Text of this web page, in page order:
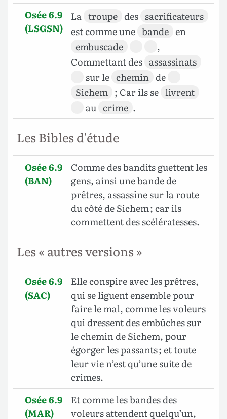
Osée 6.9
(LSGSN)
La troupe des sacrificateurs
est comme une bande en
embuscade
,
Commettant des assassinats
sur le chemin de
Sichem ; Car ils se livrent
au crime .
Les Bibles d'étude
Osée 6.9
(BAN)
Comme des bandits guettent les
gens, ainsi une bande de
prêtres, assassine sur la route
du côté de Sichem ; car ils
commettent des scélératesses.
Les « autres versions »
Osée 6.9
(SAC)
Elle conspire avec les prêtres,
qui se liguent ensemble pour
faire le mal, comme les voleurs
qui dressent des embûches sur
le chemin de Sichem, pour
égorger les passants ; et toute
leur vie n’est qu’une suite de
crimes.
Osée 6.9
(MAR)
Et comme les bandes des
voleurs attendent quelqu’un,